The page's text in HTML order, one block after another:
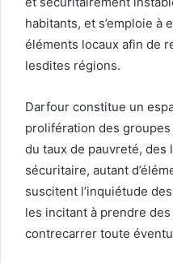
habitants, et s’emploie
éléments locaux afin de
lesdites régions.
Darfour constitue un
prolifération des
du taux de pauvreté, des
sécuritaire, autant
suscitent l’inquiétude
les incitant à prendre
contrecarrer toute